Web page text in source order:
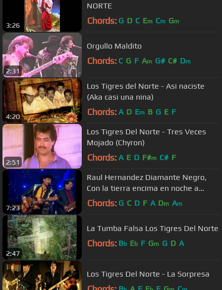
3:26
NORTE
Chords: G D C Em Cm Gm
2:31
Orgullo Maldito
Chords: C G F Am G# C# Dm
4:20
Los Tigres del Norte - Asi naciste
(Aka casi una nina)
Chords: A D Em B G E F
2:51
Los Tigres Del Norte - Tres Veces
Mojado (Chyron)
Chords: A E D F#m C# F
7:23
Raul Hernandez Diamante Negro,
Con la tierra encima en noche a
noche contigo
Chords: G C D F A Dm Am
2:47
La Tumba Falsa Los Tigres Del Norte
Chords: Bb Eb F Gm G D A
Los Tigres Del Norte - La Sorpresa